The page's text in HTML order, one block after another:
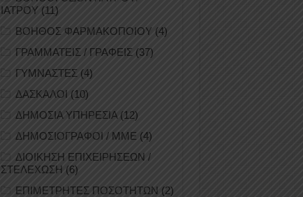
ΙΑΤΡΟΥ(11)
ΒΟΗΘΟΣ ΦΑΡΜΑΚΟΠΟΙΟΥ (4)
ΓΡΑΜΜΑΤΕΙΣ / ΓΡΑΦΕΙΣ (37)
ΓΥΜΝΑΣΤΕΣ (4)
ΔΑΣΚΑΛΟΙ (10)
ΔΗΜΟΣΙΑ ΥΠΗΡΕΣΙΑ (12)
ΔΗΜΟΣΙΟΓΡΑΦΟΙ / ΜΜΕ (4)
ΔΙΟΙΚΗΣΗ ΕΠΙΧΕΙΡΗΣΕΩΝ /
ΣΤΕΛΕΧΩΣΗ (6)
ΕΠΙΜΕΤΡΗΤΕΣ ΠΟΣΟΤΗΤΩΝ (2)